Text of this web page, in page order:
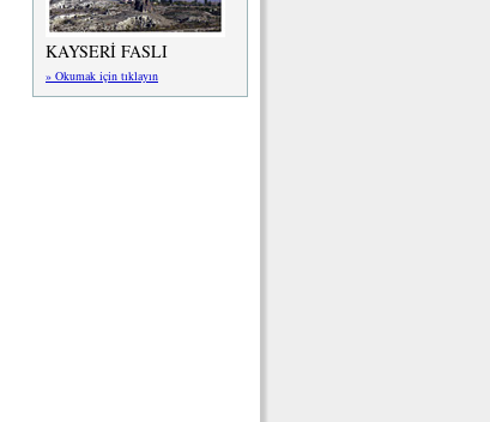
KAYSERİ FASLI
» Okumak için tıklayın